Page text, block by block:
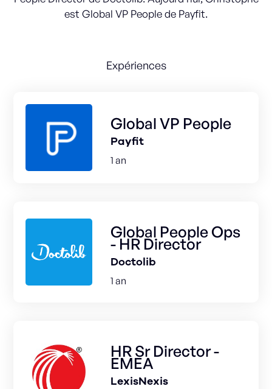
est Global VP People de Payfit.
Expériences
Global VP People
Payfit
1 an
Global People Ops
- HR Director
Doctolib
1 an
HR Sr Director -
EMEA
LexisNexis